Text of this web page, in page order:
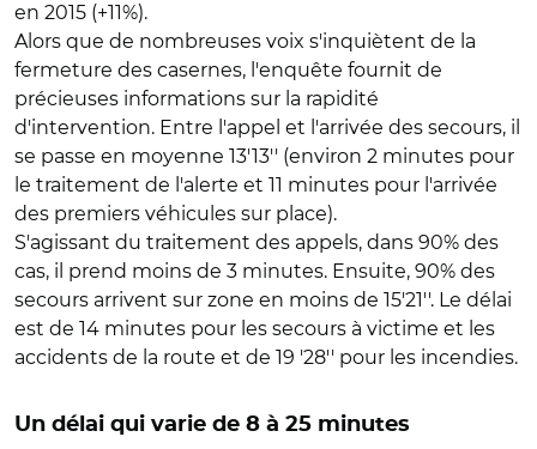
en 2015 (+11%).
Alors que de nombreuses voix s'inquiètent de la
fermeture des casernes, l'enquête fournit de
précieuses informations sur la rapidité
d'intervention. Entre l'appel et l'arrivée des secours, il
se passe en moyenne 13'13'' (environ 2 minutes pour
le traitement de l'alerte et 11 minutes pour l'arrivée
des premiers véhicules sur place).
S'agissant du traitement des appels, dans 90% des
cas, il prend moins de 3 minutes. Ensuite, 90% des
secours arrivent sur zone en moins de 15'21''. Le délai
est de 14 minutes pour les secours à victime et les
accidents de la route et de 19 '28'' pour les incendies.
Un délai qui varie de 8 à 25 minutes